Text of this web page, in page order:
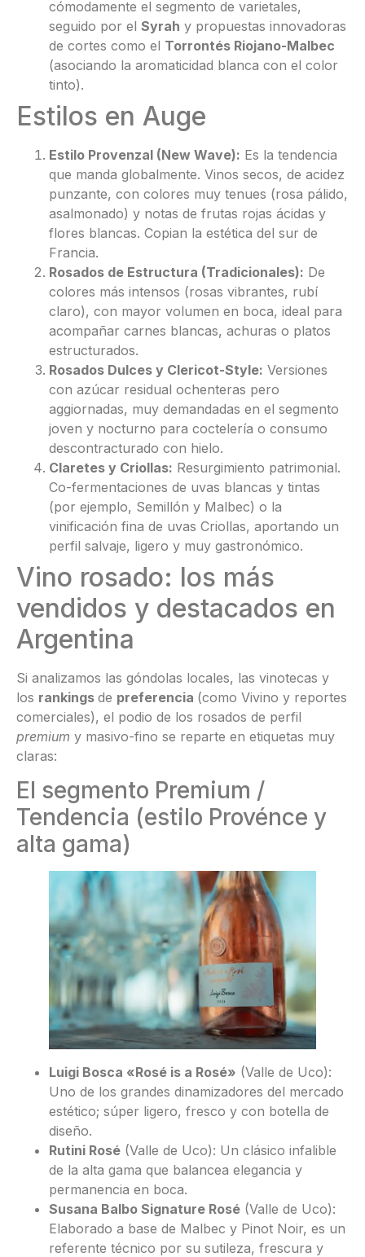
cómodamente el segmento de varietales,
seguido por el Syrah y propuestas innovadoras
de cortes como el Torrontés Riojano-Malbec
(asociando la aromaticidad blanca con el color
tinto).
Estilos en Auge
Estilo Provenzal (New Wave): Es la tendencia
que manda globalmente. Vinos secos, de acidez
punzante, con colores muy tenues (rosa pálido,
asalmonado) y notas de frutas rojas ácidas y
flores blancas. Copian la estética del sur de
Francia.
Rosados de Estructura (Tradicionales): De
colores más intensos (rosas vibrantes, rubí
claro), con mayor volumen en boca, ideal para
acompañar carnes blancas, achuras o platos
estructurados.
Rosados Dulces y Clericot-Style: Versiones
con azúcar residual ochenteras pero
aggiornadas, muy demandadas en el segmento
joven y nocturno para coctelería o consumo
descontracturado con hielo.
Claretes y Criollas: Resurgimiento patrimonial.
Co-fermentaciones de uvas blancas y tintas
(por ejemplo, Semillón y Malbec) o la
vinificación fina de uvas Criollas, aportando un
perfil salvaje, ligero y muy gastronómico.
Vino rosado: los más
vendidos y destacados en
Argentina
Si analizamos las góndolas locales, las vinotecas y
los rankings de preferencia (como Vivino y reportes
comerciales), el podio de los rosados de perfil
premium y masivo-fino se reparte en etiquetas muy
claras:
El segmento Premium /
Tendencia (estilo Provénce y
alta gama)
Luigi Bosca «Rosé is a Rosé» (Valle de Uco):
Uno de los grandes dinamizadores del mercado
estético; súper ligero, fresco y con botella de
diseño.
Rutini Rosé (Valle de Uco): Un clásico infalible
de la alta gama que balancea elegancia y
permanencia en boca.
Susana Balbo Signature Rosé (Valle de Uco):
Elaborado a base de Malbec y Pinot Noir, es un
referente técnico por su sutileza, frescura y